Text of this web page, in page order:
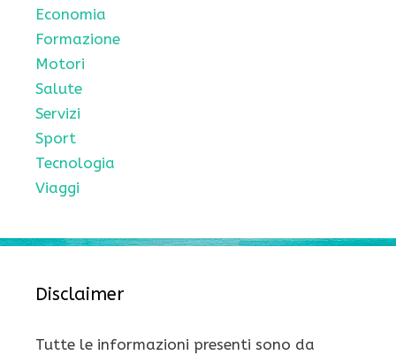
Economia
Formazione
Motori
Salute
Servizi
Sport
Tecnologia
Viaggi
Disclaimer
Tutte le informazioni presenti sono da